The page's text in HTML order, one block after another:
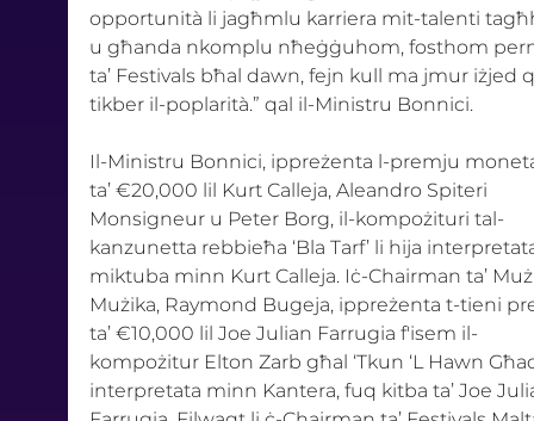
opportunità li jagħmlu karriera mit-talenti
u għanda nkomplu nħeġġuhom, fosthom
ta’ Festivals bħal dawn, fejn kull ma jmur iżjed
tikber il-poplarità.” qal il-Ministru Bonnici.
Il-Ministru Bonnici, ippreżenta l-premju
ta’ €20,000 lil Kurt Calleja, Aleandro Spiteri
Monsigneur u Peter Borg, il-kompożituri tal-
kanzunetta rebbieħa ‘Bla Tarf’ li hija
miktuba minn Kurt Calleja. Iċ-Chairman ta’
Mużika, Raymond Bugeja, ippreżenta t-tieni
ta’ €10,000 lil Joe Julian Farrugia f'isem il-
kompożitur Elton Zarb għal ‘Tkun ‘L Hawn
interpretata minn Kantera, fuq kitba ta’ Joe